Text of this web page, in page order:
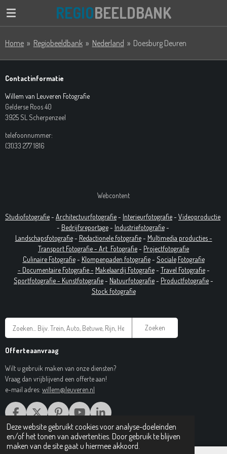
Deze website gebruikt cookies voor analyse-doeleinden
en/of het tonen van advertenties. Door gebruik te blijven
maken van de site gaat u hiermee akkoord.
Ga
de
hoofdinhoud
REGIOBEELDBANK
Home » Regiobeeldbank » Nederland » Doesburg Deuren
Contactinformatie
Willem van Leuveren Fotografie
Gelderse Roos 40
3925 SL Scherpenzeel
telefoonnummer:
(31)33 277 1816
Webcontent
Studiofotografie- Architectuurfotografie- Interieurfotografie- Videoproductie
- Bedrijfsreportage- Industriefotografie-
Landschapsfotografie- Redactionele fotografie- Multimedia producties -
Transport Fotografie - Art Fotografie- Projectfotografie
Culinaire Fotografie- Klompenpaden fotografie- Sociale Fotografie
- Documentaire Fotografie- Makelaardij Fotografie- Travel Fotografie-
Sportfotografie - Kunstfotografie- Natuurfotografie- Productfotografie-
Stock fotografie
Zoeken
Offerteaanvraag
Wilt u gebruik maken van onze diensten?
Vraag dan vrijblijvend een offerte aan!
e-mail adres: willem@leuveren.nl
F
A
C
E
X
P
I
N
T
Y
O
U
T
L
I
N
K
© 2017 Regiobeeldbank.nl